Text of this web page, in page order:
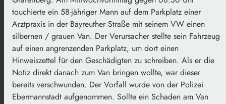
touchierte ein 58-jähriger Mann auf dem Parkplatz einer
Arztpraxis in der Bayreuther Straße mit seinem VW einen
silbernen / grauen Van. Der Verursacher stellte sein Fahrzeug
auf einen angrenzenden Parkplatz, um dort einen
Hinweiszettel für den Geschädigten zu schreiben. Als er die
Notiz direkt danach zum Van bringen wollte, war dieser
bereits verschwunden. Der Vorfall wurde von der Polizei
Ebermannstadt aufgenommen. Sollte ein Schaden am Van